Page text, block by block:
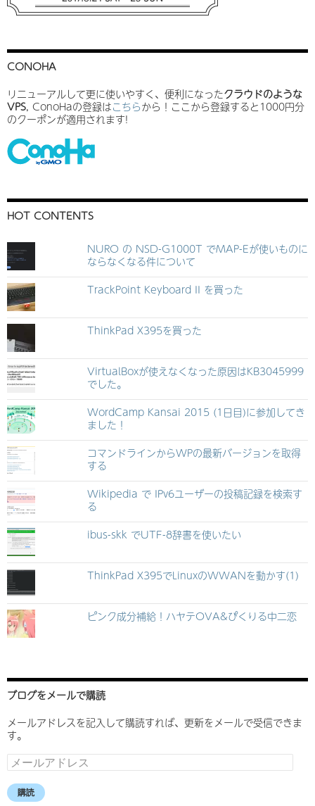
CONOHA
リニューアルして更に使いやすく、便利になったクラウドのような
VPS, ConoHaの登録はこちらから！ここから登録すると1000円分
のクーポンが適用されます!
HOT CONTENTS
NURO の NSD-G1000T でMAP-Eが使いものに
ならなくなる件について
TrackPoint Keyboard II を買った
ThinkPad X395を買った
VirtualBoxが使えなくなった原因はKB3045999
でした。
WordCamp Kansai 2015 (1日目)に参加してき
ました！
コマンドラインからWPの最新バージョンを取得
する
Wikipedia で IPv6ユーザーの投稿記録を検索す
る
ibus-skk でUTF-8辞書を使いたい
ThinkPad X395でLinuxのWWANを動かす(1)
ピンク成分補給！ハヤテOVA&ぴくりる中二恋
ブログをメールで購読
メールアドレスを記入して購読すれば、更新をメールで受信できま
す。
メ
ー
ル
ア 購読